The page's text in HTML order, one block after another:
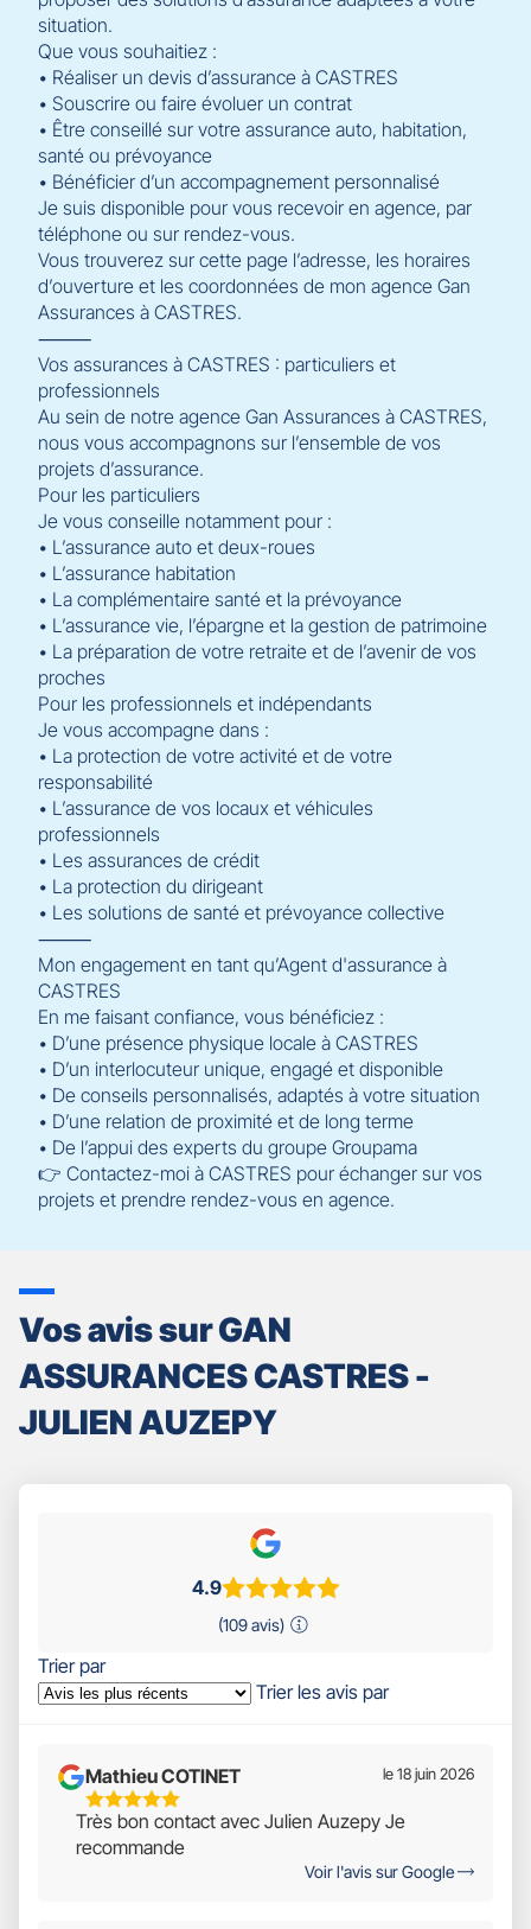
situation.
Que vous souhaitiez :
• Réaliser un devis d’assurance à CASTRES
• Souscrire ou faire évoluer un contrat
• Être conseillé sur votre assurance auto, habitation,
santé ou prévoyance
• Bénéficier d’un accompagnement personnalisé
Je suis disponible pour vous recevoir en agence, par
téléphone ou sur rendez-vous.
Vous trouverez sur cette page l’adresse, les horaires
d’ouverture et les coordonnées de mon agence Gan
Assurances à CASTRES.
⸻
Vos assurances à CASTRES : particuliers et
professionnels
Au sein de notre agence Gan Assurances à CASTRES,
nous vous accompagnons sur l’ensemble de vos
projets d’assurance.
Pour les particuliers
Je vous conseille notamment pour :
• L’assurance auto et deux-roues
• L’assurance habitation
• La complémentaire santé et la prévoyance
• L’assurance vie, l’épargne et la gestion de patrimoine
• La préparation de votre retraite et de l’avenir de vos
proches
Pour les professionnels et indépendants
Je vous accompagne dans :
• La protection de votre activité et de votre
responsabilité
• L’assurance de vos locaux et véhicules
professionnels
• Les assurances de crédit
• La protection du dirigeant
• Les solutions de santé et prévoyance collective
⸻
Mon engagement en tant qu’Agent d'assurance à
CASTRES
En me faisant confiance, vous bénéficiez :
• D’une présence physique locale à CASTRES
• D’un interlocuteur unique, engagé et disponible
• De conseils personnalisés, adaptés à votre situation
• D’une relation de proximité et de long terme
• De l’appui des experts du groupe Groupama
👉 Contactez-moi à CASTRES pour échanger sur vos
projets et prendre rendez-vous en agence.
Vos avis sur GAN
ASSURANCES CASTRES -
JULIEN AUZEPY
4.9
(109 avis)
Trier par
Trier les avis par
Mathieu COTINET
5
Étoiles
Sur
le 18 juin 2026
Très bon contact avec Julien Auzepy Je
recommande
Voir l'avis sur Google